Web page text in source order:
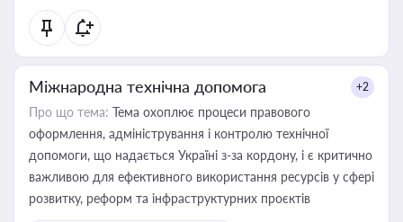
Міжнародна технічна допомога +2
Про що тема: Тема охоплює процеси правового
оформлення, адміністрування і контролю технічної
допомоги, що надається Україні з-за кордону, і є критично
важливою для ефективного використання ресурсів у сфері
розвитку, реформ та інфраструктурних проєктів